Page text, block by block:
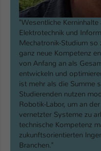
"Wesentliche
Elektrotechnik und
Mechatronik-Studium
ganz neue Kompetenz
von Anfang an als
entwickeln und
ist mehr als die Summe
Studierenden nutzen
Robotik-Labor, um an
vernetzter Systeme zu
technische Kompetenz
zukunftsorientierten
Branchen."